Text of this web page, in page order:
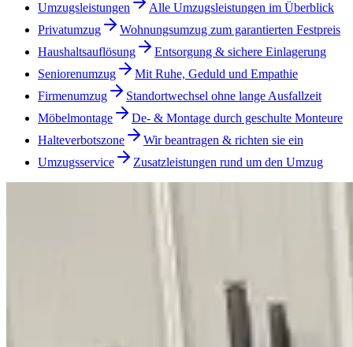
Umzugsleistungen
Alle Umzugsleistungen im Überblick
Privatumzug
Wohnungsumzug zum garantierten Festpreis
Haushaltsauflösung
Entsorgung & sichere Einlagerung
Seniorenumzug
Mit Ruhe, Geduld und Empathie
Firmenumzug
Standortwechsel ohne lange Ausfallzeit
Möbelmontage
De- & Montage durch geschulte Monteure
Halteverbotszone
Wir beantragen & richten sie ein
Umzugsservice
Zusatzleistungen rund um den Umzug